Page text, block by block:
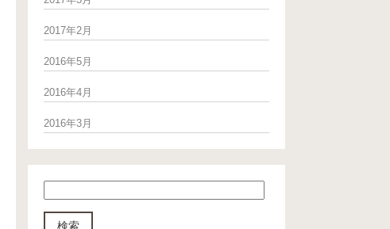
2017年2月
2016年5月
2016年4月
2016年3月